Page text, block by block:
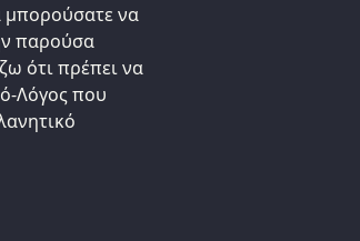
μπορούσατε να
παρούσα
ότι πρέπει να
Λόγος που